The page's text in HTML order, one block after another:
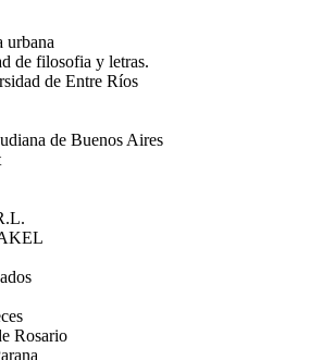
urbana
de filosofia y letras.
de Entre Ríos
de Buenos Aires
Rosario